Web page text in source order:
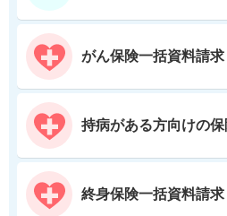
がん保険一括資料請求
持病がある方向けの
終身保険一括資料請求